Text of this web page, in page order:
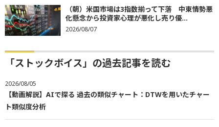
（朝）米国市場は3指数揃って下落 中東情勢悪
化懸念から投資家心理が悪化し売り優...
2026/08/07
「ストックボイス」の過去記事を読む
2026/08/05
【動画解説】AIで探る 過去の類似チャート：DTWを用いたチャー
ト類似度分析